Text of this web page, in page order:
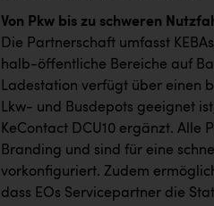
Von Pkw bis zu schweren
Die Partnerschaft umfasst
halb-öffentliche Bereiche auf
Ladestation verfügt über einen
Lkw- und Busdepots geeignet
KeContact DCU10 ergänzt. Alle
Branding und sind für eine
vorkonfiguriert. Zudem
dass EOs Servicepartner die